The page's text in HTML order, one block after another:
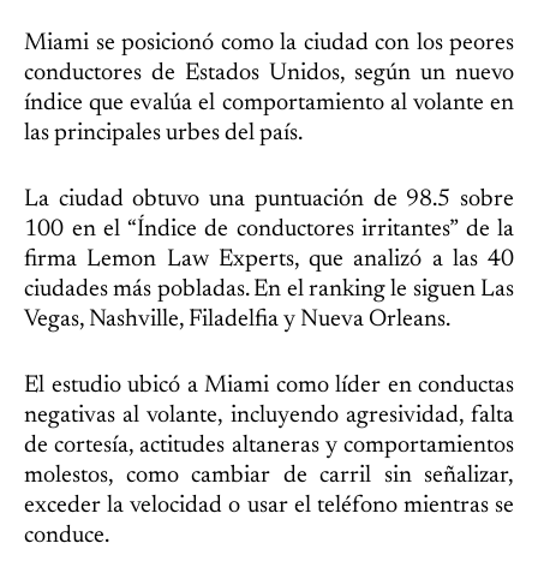
Miami se posicionó como la ciudad con los peores
conductores de Estados Unidos, según un nuevo
índice que evalúa el comportamiento al volante en
las principales urbes del país.
La ciudad obtuvo una puntuación de 98.5 sobre
100 en el “Índice de conductores irritantes” de la
firma Lemon Law Experts, que analizó a las 40
ciudades más pobladas. En el ranking le siguen Las
Vegas, Nashville, Filadelfia y Nueva Orleans.
El estudio ubicó a Miami como líder en conductas
negativas al volante, incluyendo agresividad, falta
de cortesía, actitudes altaneras y comportamientos
molestos, como cambiar de carril sin señalizar,
exceder la velocidad o usar el teléfono mientras se
conduce.